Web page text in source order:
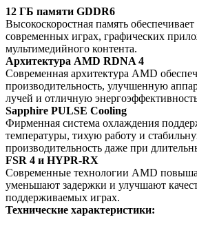
12 ГБ памяти GDDR6
Высокоскоростная память
современных играх, графических
мультимедийного контента.
Архитектура AMD RDNA 4
Современная архитектура AMD
производительность, улучшенную
лучей и отличную
Sapphire PULSE Cooling
Фирменная система охлаждения
температуры, тихую работу и
производительность даже при
FSR 4 и HYPR-RX
Современные технологии AMD
уменьшают задержки и улучшают
поддерживаемых играх.
Технические характеристики: